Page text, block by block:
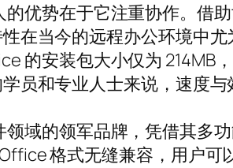
的优势在于它注重协作。借
在当今的远程办公环境中
的安装包大小仅为
员和专业人士来说，速度与
域的领军品牌，凭借其多
格式无缝兼容，用户可